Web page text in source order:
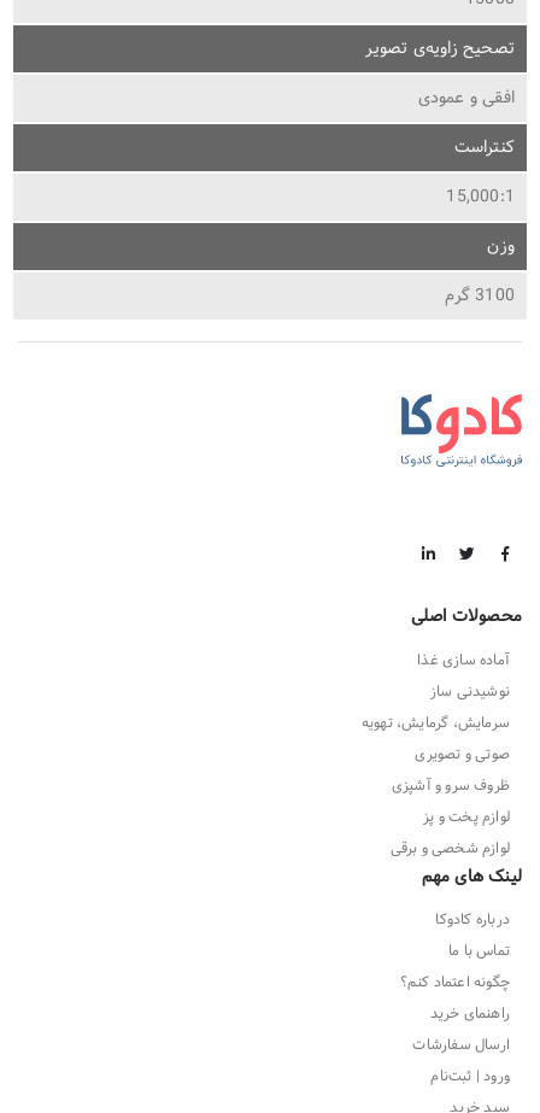
تصحیح زاویه‌ی تصویر
افقی و عمودی
کنتراست
15,000:1
وزن
3100 گرم
محصولات اصلی
آماده سازی غذا
نوشیدنی ساز
سرمایش، گرمایش، تهویه
صوتی و تصویری
ظروف سرو و آشپزی
لوازم پخت و پز
لوازم شخصی و برقی
لینک های مهم
درباره کادوکا
تماس با ما
چگونه اعتماد کنم؟
راهنمای خرید
ارسال سفارشات
ورود | ثبت‌نام